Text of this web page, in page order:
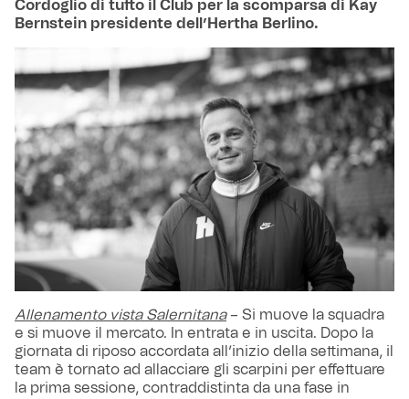
Cordoglio di tutto il Club per la scomparsa di Kay
Bernstein presidente dell’Hertha Berlino.
Allenamento vista Salernitana– Si muove la squadra
e si muove il mercato. In entrata e in uscita. Dopo la
giornata di riposo accordata all’inizio della settimana, il
team è tornato ad allacciare gli scarpini per effettuare
la prima sessione, contraddistinta da una fase in